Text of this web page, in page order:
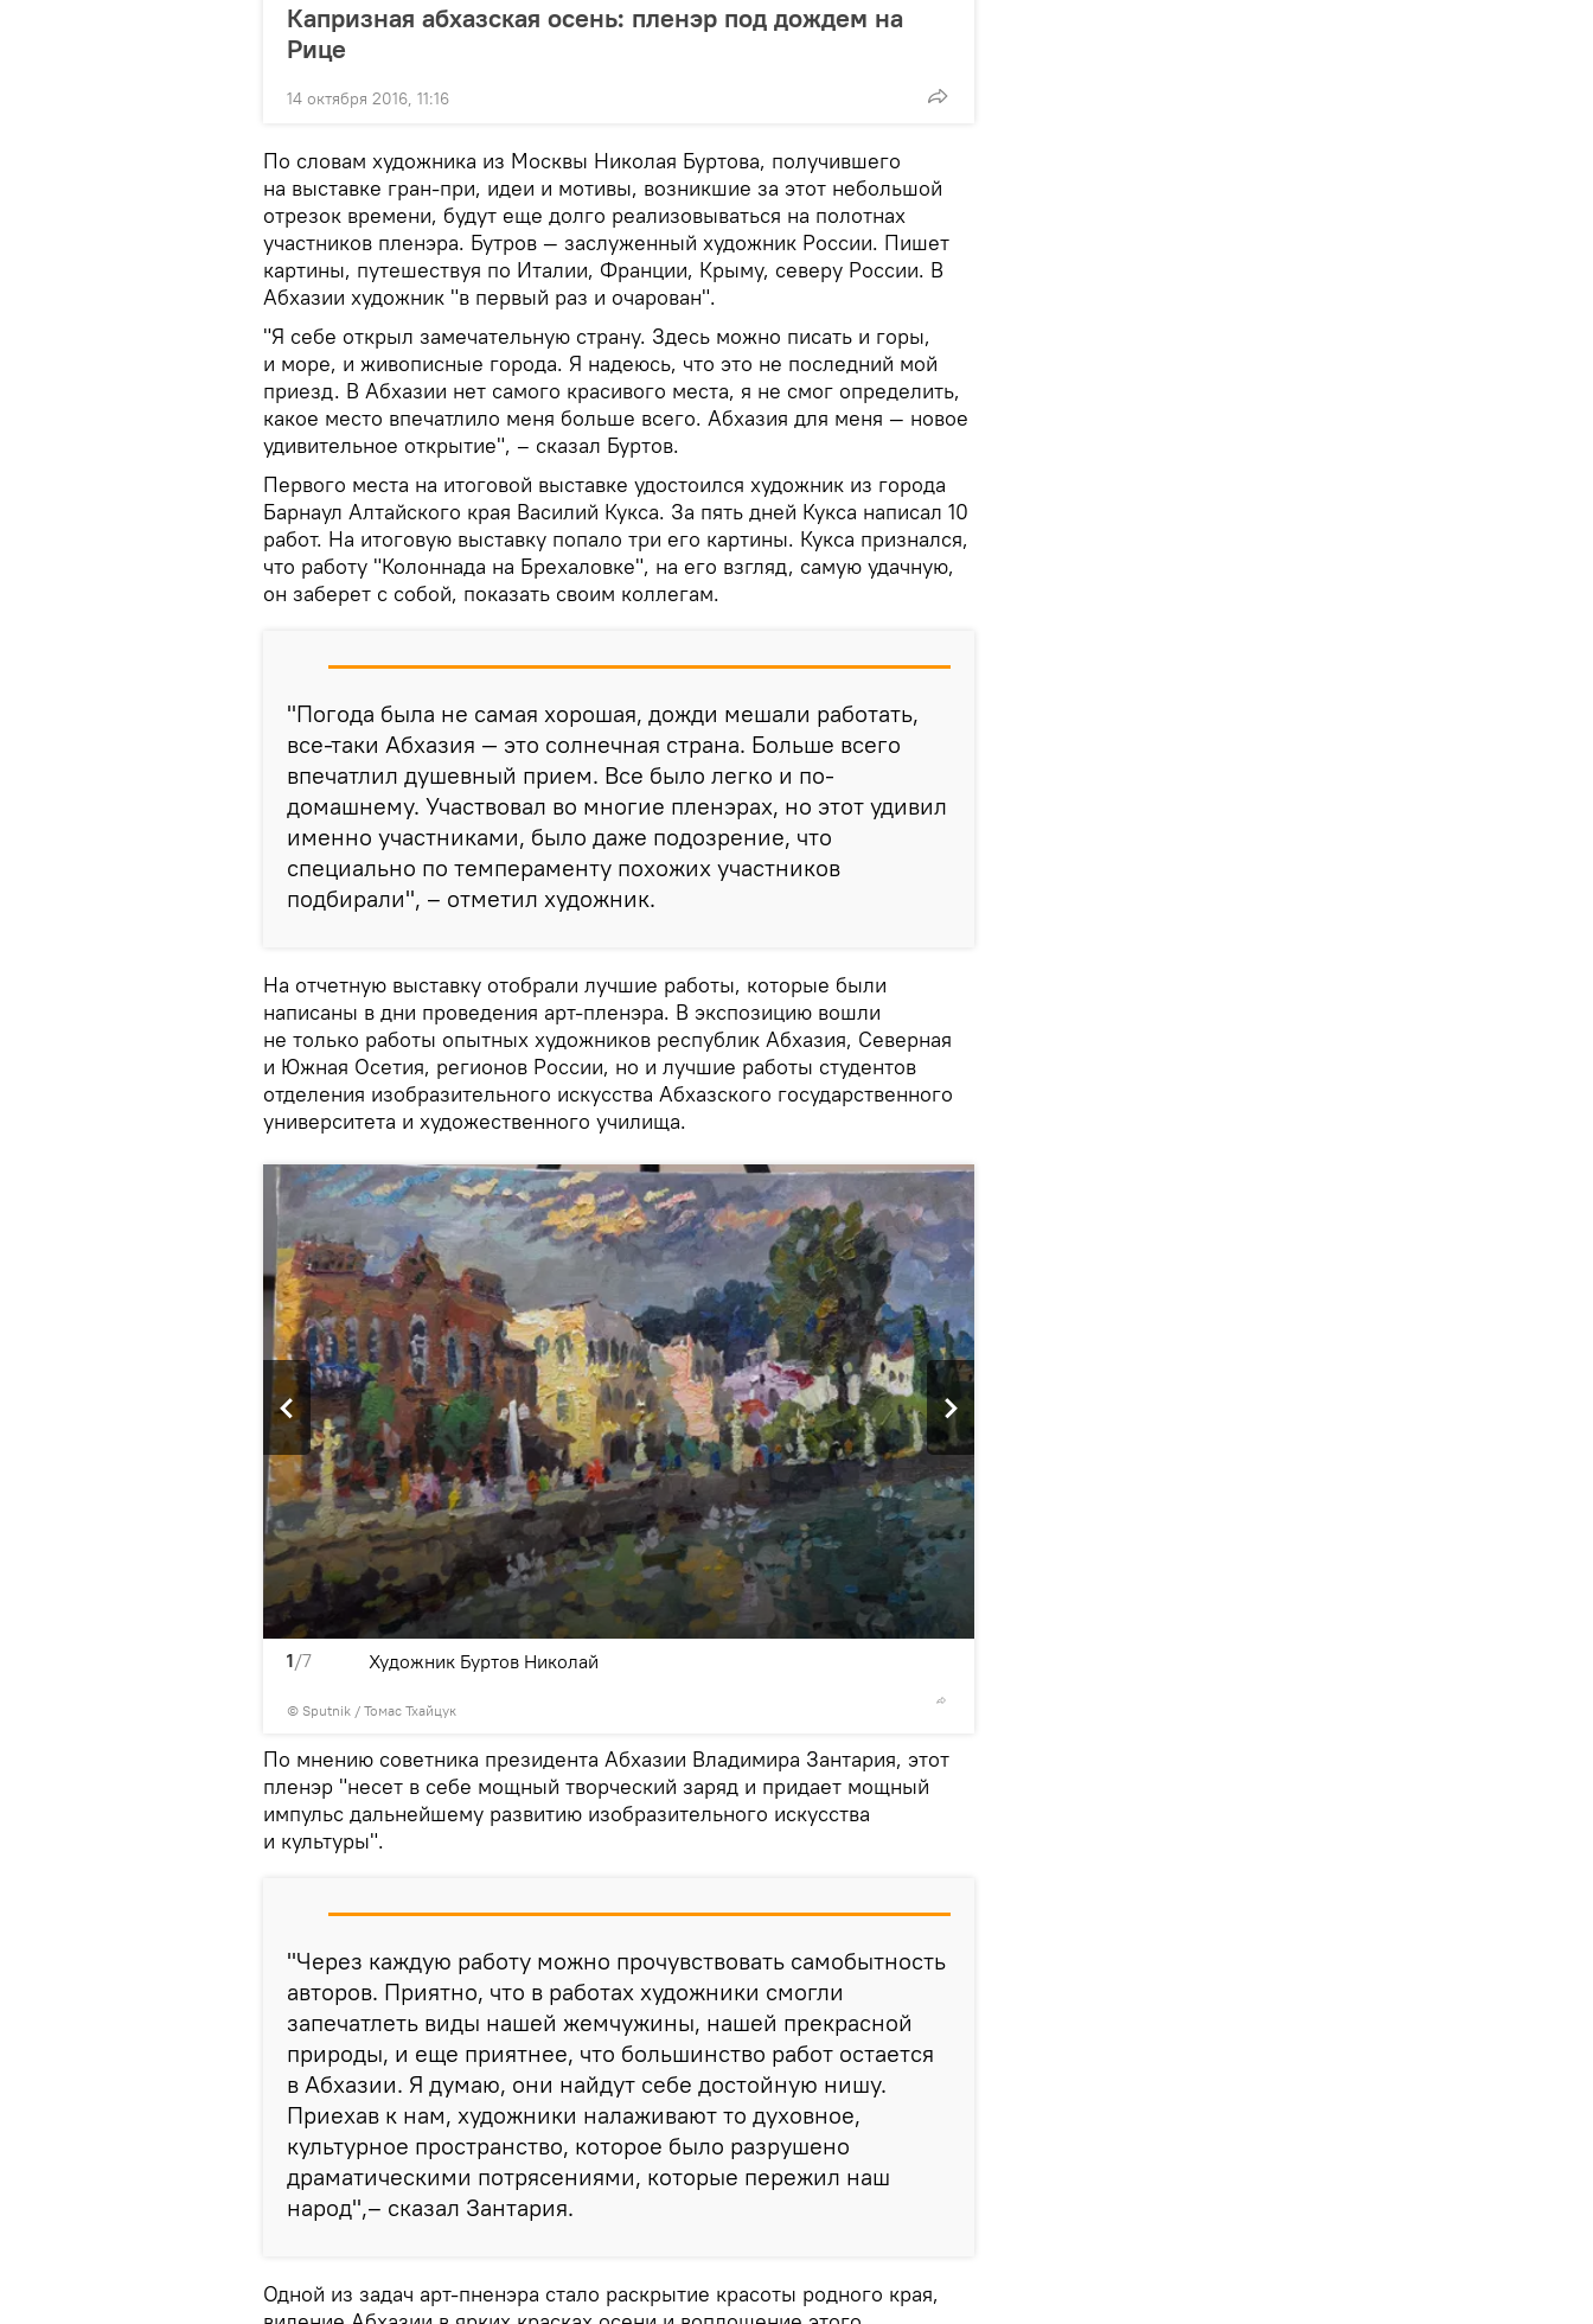
Капризная абхазская осень: пленэр под дождем на
Рице
14 октября 2016, 11:16
По словам художника из Москвы Николая Буртова, получившего
на выставке гран-при, идеи и мотивы, возникшие за этот небольшой
отрезок времени, будут еще долго реализовываться на полотнах
участников пленэра. Бутров — заслуженный художник России. Пишет
картины, путешествуя по Италии, Франции, Крыму, северу России. В
Абхазии художник "в первый раз и очарован".
"Я себе открыл замечательную страну. Здесь можно писать и горы,
и море, и живописные города. Я надеюсь, что это не последний мой
приезд. В Абхазии нет самого красивого места, я не смог определить,
какое место впечатлило меня больше всего. Абхазия для меня — новое
удивительное открытие", – сказал Буртов.
Первого места на итоговой выставке удостоился художник из города
Барнаул Алтайского края Василий Кукса. За пять дней Кукса написал 10
работ. На итоговую выставку попало три его картины. Кукса признался,
что работу "Колоннада на Брехаловке", на его взгляд, самую удачную,
он заберет с собой, показать своим коллегам.
"Погода была не самая хорошая, дожди мешали работать,
все-таки Абхазия — это солнечная страна. Больше всего
впечатлил душевный прием. Все было легко и по-
домашнему. Участвовал во многие пленэрах, но этот удивил
именно участниками, было даже подозрение, что
специально по темпераменту похожих участников
подбирали", – отметил художник.
На отчетную выставку отобрали лучшие работы, которые были
написаны в дни проведения арт-пленэра. В экспозицию вошли
не только работы опытных художников республик Абхазия, Северная
и Южная Осетия, регионов России, но и лучшие работы студентов
отделения изобразительного искусства Абхазского государственного
университета и художественного училища.
1/7
© Sputnik / Томас Тхайцук
Художник Буртов Николай
По мнению советника президента Абхазии Владимира Зантария, этот
пленэр "несет в себе мощный творческий заряд и придает мощный
импульс дальнейшему развитию изобразительного искусства
и культуры".
"Через каждую работу можно прочувствовать самобытность
авторов. Приятно, что в работах художники смогли
запечатлеть виды нашей жемчужины, нашей прекрасной
природы, и еще приятнее, что большинство работ остается
в Абхазии. Я думаю, они найдут себе достойную нишу.
Приехав к нам, художники налаживают то духовное,
культурное пространство, которое было разрушено
драматическими потрясениями, которые пережил наш
народ",– сказал Зантария.
Одной из задач арт-пненэра стало раскрытие красоты родного края,